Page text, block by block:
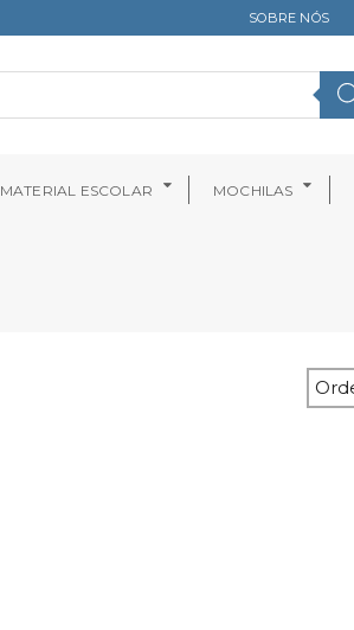
SOBRE NÓS
MATERIAL ESCOLAR MOCHILAS